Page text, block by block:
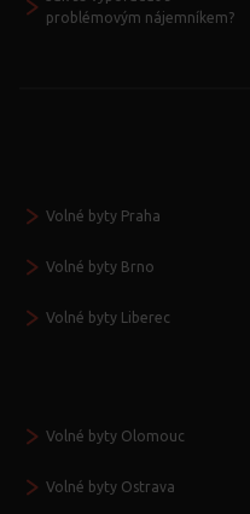
problémovým nájemníkem?
Volné byty Praha
Volné byty Brno
Volné byty Liberec
Volné byty Olomouc
Volné byty Ostrava